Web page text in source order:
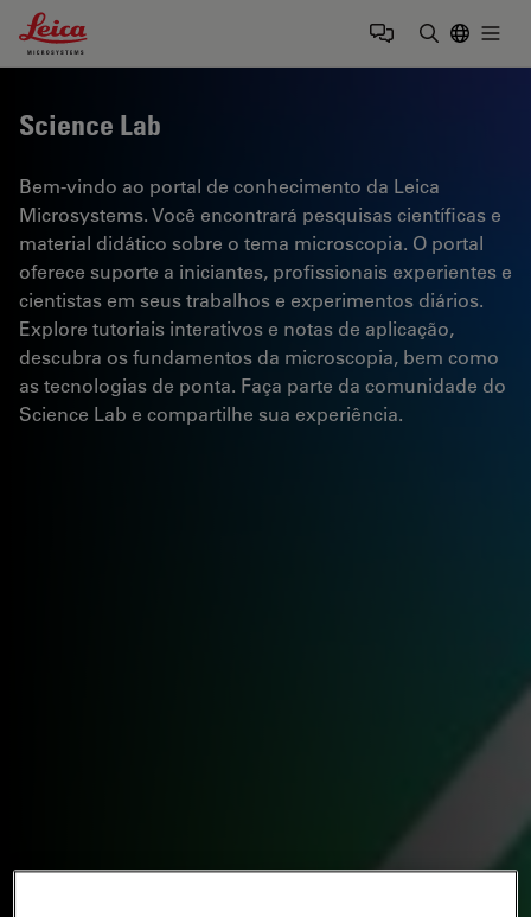
Leica Microsystems Logo
Science Lab
Bem-vindo ao portal de conhecimento da Leica
Microsystems. Você encontrará pesquisas científicas e
material didático sobre o tema microscopia. O portal
oferece suporte a iniciantes, profissionais experientes e
cientistas em seus trabalhos e experimentos diários.
Explore tutoriais interativos e notas de aplicação,
descubra os fundamentos da microscopia, bem como
as tecnologias de ponta. Faça parte da comunidade do
Science Lab e compartilhe sua experiência.